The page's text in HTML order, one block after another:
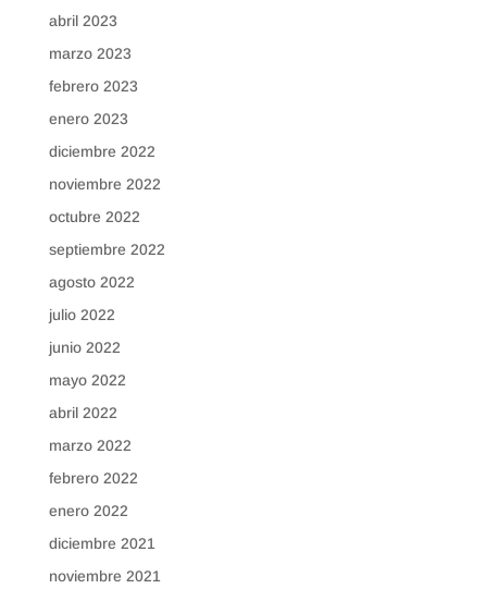
abril 2023
marzo 2023
febrero 2023
enero 2023
diciembre 2022
noviembre 2022
octubre 2022
septiembre 2022
agosto 2022
julio 2022
junio 2022
mayo 2022
abril 2022
marzo 2022
febrero 2022
enero 2022
diciembre 2021
noviembre 2021